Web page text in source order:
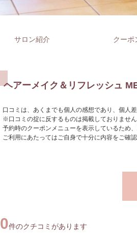
サロン紹介 クーポ
ヘアーメイク＆リフレッシュ
口コミは、あくまでも個人の感想であり、個人差
※口コミの掟に反するものは掲載しておりませ
予約時のクーポンメニューを表示しているため
ご利用にあたってはご自身で十分に内容をご確認
0件のクチコミがあります